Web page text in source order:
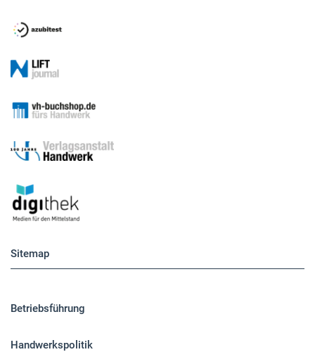
Sitemap
Betriebsführung
Handwerkspolitik